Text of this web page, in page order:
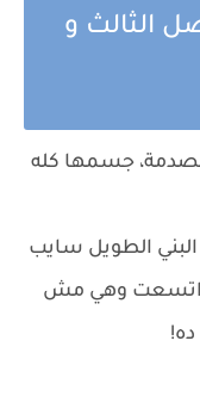
الثالث و
جسمها كله
الطويل سايب
اتسعت وهي مش